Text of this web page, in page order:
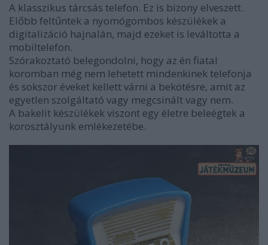
A klasszikus tárcsás telefon. Ez is bizony elveszett.
Előbb feltűntek a nyomógombos készülékek a
digitalizáció hajnalán, majd ezeket is leváltotta a
mobiltelefon.
Szórakoztató belegondolni, hogy az én fiatal
koromban még nem lehetett mindenkinek telefonja
és sokszor éveket kellett várni a bekötésre, amit az
egyetlen szolgáltató vagy megcsinált vagy nem.
A bakelit készülékek viszont egy életre beleégtek a
korosztályunk emlékezetébe.